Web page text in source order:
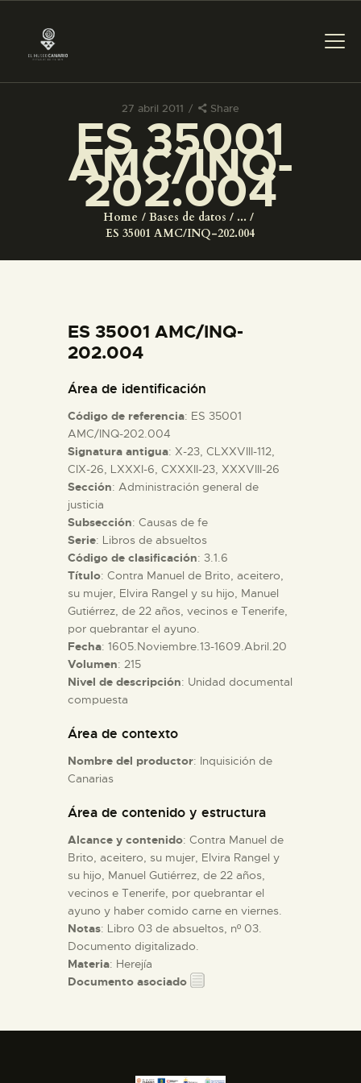
27 abril 2011 Share
ES 35001
AMC/INQ-
202.004
Home Bases de datos
...
ES 35001 AMC/INQ-202.004
PREPARAR LA VISITA
ACTIVIDADES
COLECCIONES
ESPAÑOL
PREPARAR LA VISITA
ACTIVIDADES
█
EL MUSEO
COLECCIONES
ESPAÑOL
ES 35001 AMC/INQ-
202.004
Área de identificación
Código de referencia: ES 35001
AMC/INQ-202.004
Signatura antigua: X-23, CLXXVIII-112,
CIX-26, LXXXI-6, CXXXII-23, XXXVIII-26
Sección: Administración general de
justicia
Subsección: Causas de fe
Serie: Libros de absueltos
Código de clasificación: 3.1.6
Título: Contra Manuel de Brito, aceitero,
su mujer, Elvira Rangel y su hijo, Manuel
Gutiérrez, de 22 años, vecinos e Tenerife,
por quebrantar el ayuno.
Fecha: 1605.Noviembre.13-1609.Abril.20
Volumen: 215
Nivel de descripción: Unidad documental
compuesta
Área de contexto
Nombre del productor: Inquisición de
Canarias
Área de contenido y estructura
Alcance y contenido: Contra Manuel de
Brito, aceitero, su mujer, Elvira Rangel y
su hijo, Manuel Gutiérrez, de 22 años,
vecinos e Tenerife, por quebrantar el
ayuno y haber comido carne en viernes.
Notas: Libro 03 de absueltos, nº 03.
Documento digitalizado.
Materia: Herejía
Documento asociado